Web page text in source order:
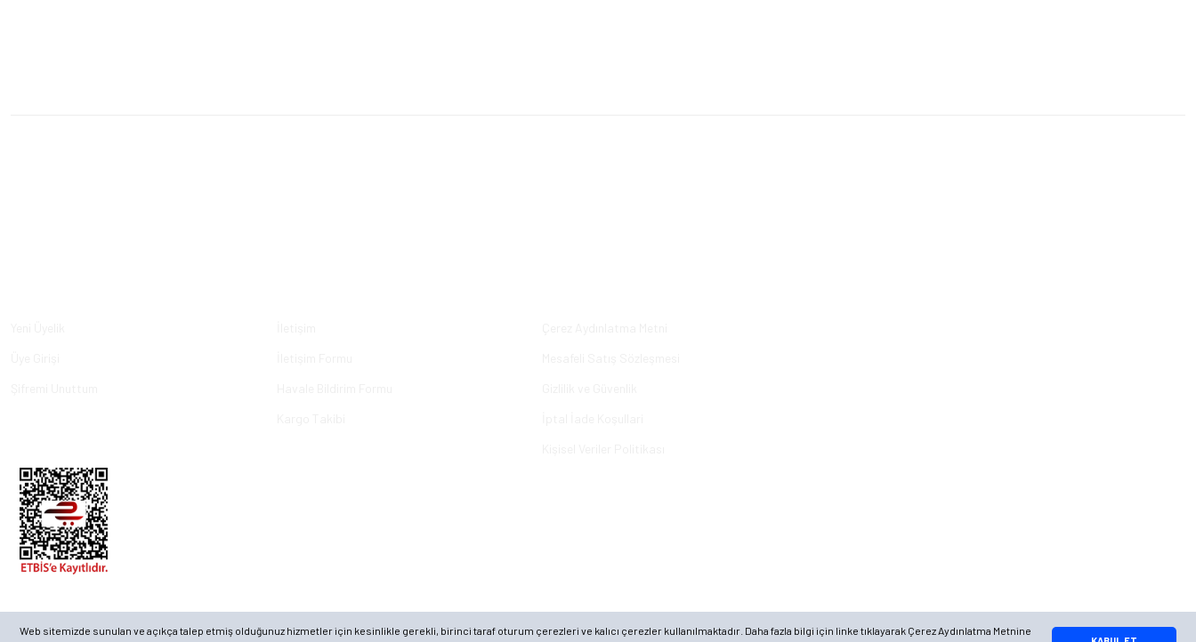
Web sitemizde sunulan ve açıkça talep etmiş olduğunuz hizmetler için kesinlikle gerekli, birinci taraf oturum çerezleri ve kalıcı çerezler kullanılmaktadır. Daha fazla bilgi için linke tıklayarak Çerez Aydınlatma Metnine
Whatsapp Bilgi Hattı